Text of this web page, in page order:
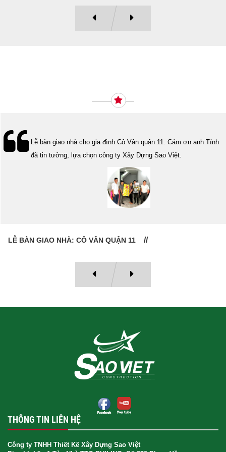
Lễ bàn giao nhà cho gia đình Cô Vân quận 11. Cám ơn anh Tính
đã tin tưởng, lựa chọn công ty Xây Dựng Sao Việt.
LỄ BÀN GIAO NHÀ: CÔ VÂN QUẬN 11
THÔNG TIN LIÊN HỆ
Công ty TNHH Thiết Kế Xây Dựng Sao Việt